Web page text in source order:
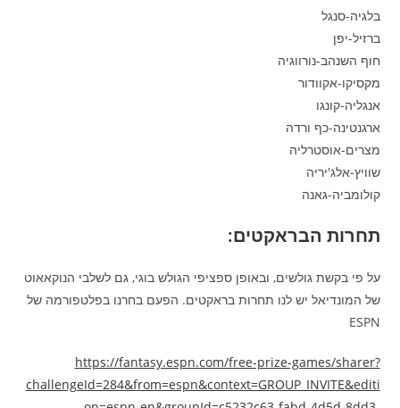
בלגיה-סנגל
ברזיל-יפן
חוף השנהב-נורווגיה
מקסיקו-אקוודור
אנגליה-קונגו
ארגנטינה-כף ורדה
מצרים-אוסטרליה
שוויץ-אלג'יריה
קולומביה-גאנה
תחרות הבראקטים:
על פי בקשת גולשים, ובאופן ספציפי הגולש בוגי, גם לשלבי הנוקאאוט
של המונדיאל יש לנו תחרות בראקטים. הפעם בחרנו בפלטפורמה של
ESPN
https://fantasy.espn.com/free-prize-games/sharer?
challengeId=284&from=espn&context=GROUP_INVITE&editi